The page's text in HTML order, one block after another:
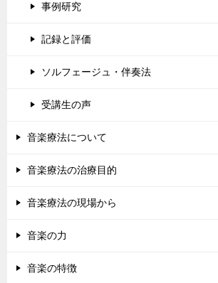
事例研究
記録と評価
ソルフェージュ・伴奏法
受講生の声
音楽療法について
音楽療法の治療目的
音楽療法の現場から
音楽の力
音楽の特徴